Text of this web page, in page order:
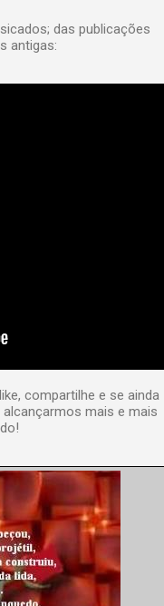
das publicações
antigas:
compartilhe e se ainda
mais e mais